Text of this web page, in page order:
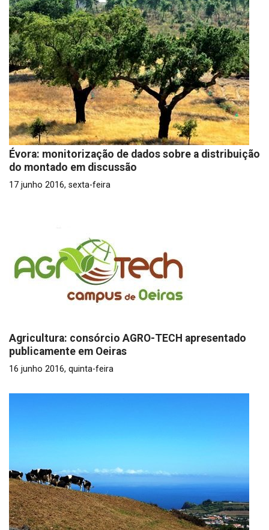
Évora: monitorização de dados sobre a distribuição
do montado em discussão
17 junho 2016, sexta-feira
Agricultura: consórcio AGRO-TECH apresentado
publicamente em Oeiras
16 junho 2016, quinta-feira